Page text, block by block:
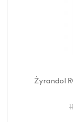
Żyrandol